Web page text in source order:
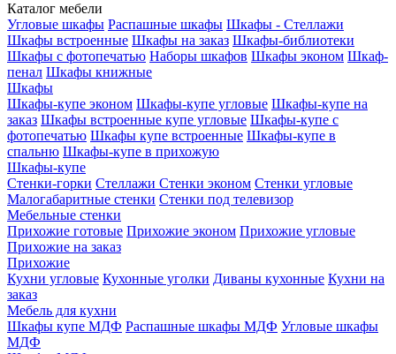
Каталог мебели
Угловые шкафы Распашные шкафы Шкафы - Стеллажи
Шкафы встроенные Шкафы на заказ Шкафы-библиотеки
Шкафы с фотопечатью Наборы шкафов Шкафы эконом Шкаф-
пенал Шкафы книжные
Шкафы
Шкафы-купе эконом Шкафы-купе угловые Шкафы-купе на
заказ Шкафы встроенные купе угловые Шкафы-купе с
фотопечатью Шкафы купе встроенные Шкафы-купе в
спальню Шкафы-купе в прихожую
Шкафы-купе
Стенки-горки Стеллажи Стенки эконом Стенки угловые
Малогабаритные стенки Стенки под телевизор
Мебельные стенки
Прихожие готовые Прихожие эконом Прихожие угловые
Прихожие на заказ
Прихожие
Кухни угловые Кухонные уголки Диваны кухонные Кухни на
заказ
Мебель для кухни
Шкафы купе МДФ Распашные шкафы МДФ Угловые шкафы
МДФ